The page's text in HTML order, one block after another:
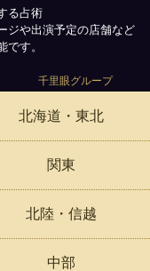
る占術
ジや出演予定の店舗など
です。
千里眼グループ
北海道・東北
関東
北陸・信越
中部